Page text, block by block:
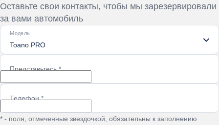
Оставьте свои контакты, чтобы мы зарезервировали
за вами автомобиль
Модель
Toano PRO
Представьтесь*
Телефон*
* - поля, отмеченные звездочкой, обязательны к заполнению